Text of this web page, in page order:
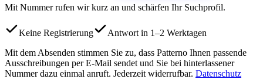
Mit Nummer rufen wir kurz an und schärfen Ihr Suchprofil.
Keine Registrierung
Antwort in 1–2 Werktagen
Mit dem Absenden stimmen Sie zu, dass Patterno Ihnen passende
Ausschreibungen per E-Mail sendet und Sie bei hinterlassener
Nummer dazu einmal anruft. Jederzeit widerrufbar. Datenschutz